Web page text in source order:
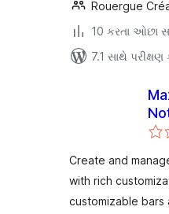
Rouergue
10 કરતા ઓછા
7.1 સાથે પરીક્ષણ
Create and
with rich
customizable